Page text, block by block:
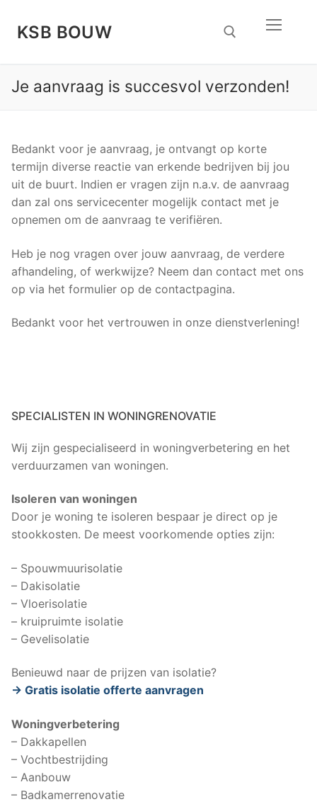
naar
inhoud
KSB BOUW
Zoeken naar:
Je aanvraag is succesvol verzonden!
Bedankt voor je aanvraag, je ontvangt op korte
termijn diverse reactie van erkende bedrijven bij jou
uit de buurt. Indien er vragen zijn n.a.v. de aanvraag
dan zal ons servicecenter mogelijk contact met je
opnemen om de aanvraag te verifiëren.
Heb je nog vragen over jouw aanvraag, de verdere
afhandeling, of werkwijze? Neem dan contact met ons
op via het formulier op de contactpagina.
Bedankt voor het vertrouwen in onze dienstverlening!
SPECIALISTEN IN WONINGRENOVATIE
Wij zijn gespecialiseerd in woningverbetering en het
verduurzamen van woningen.
Isoleren van woningen
Door je woning te isoleren bespaar je direct op je
stookkosten. De meest voorkomende opties zijn:
– Spouwmuurisolatie
– Dakisolatie
– Vloerisolatie
– kruipruimte isolatie
– Gevelisolatie
Benieuwd naar de prijzen van isolatie?
-> Gratis isolatie offerte aanvragen
Woningverbetering
– Dakkapellen
– Vochtbestrijding
– Aanbouw
– Badkamerrenovatie